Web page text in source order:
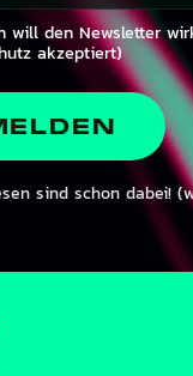
will den Newsletter
akzeptiert)
sind schon dabei!